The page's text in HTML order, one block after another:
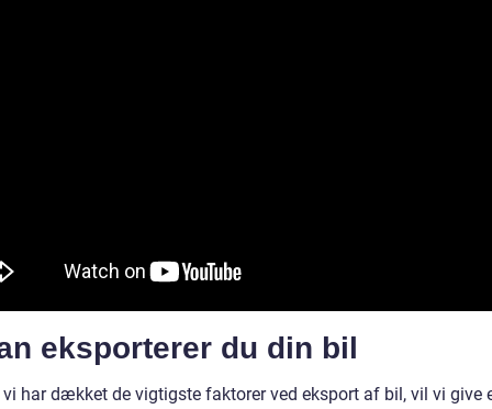
eksporterer du din bil
vi har dækket de vigtigste faktorer ved eksport af bil, vil vi give